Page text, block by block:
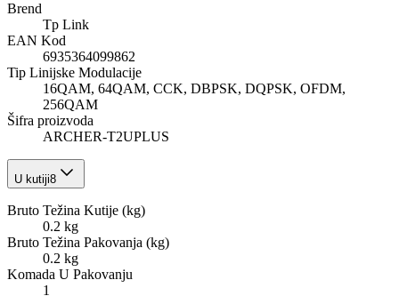
Brend
Tp Link
EAN Kod
6935364099862
Tip Linijske Modulacije
16QAM, 64QAM, CCK, DBPSK, DQPSK, OFDM,
256QAM
Šifra proizvoda
ARCHER-T2UPLUS
U kutiji8
Bruto Težina Kutije (kg)
0.2 kg
Bruto Težina Pakovanja (kg)
0.2 kg
Komada U Pakovanju
1